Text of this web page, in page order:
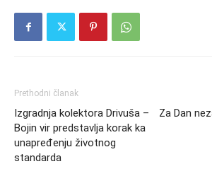
Prethodni članak
Izgradnja kolektora Drivuša –
Bojin vir predstavlja korak ka
unapređenju životnog
standarda
Za Dan